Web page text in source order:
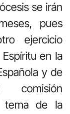
se irán
pues
ejercicio
en la
y de
comisión
tema de la